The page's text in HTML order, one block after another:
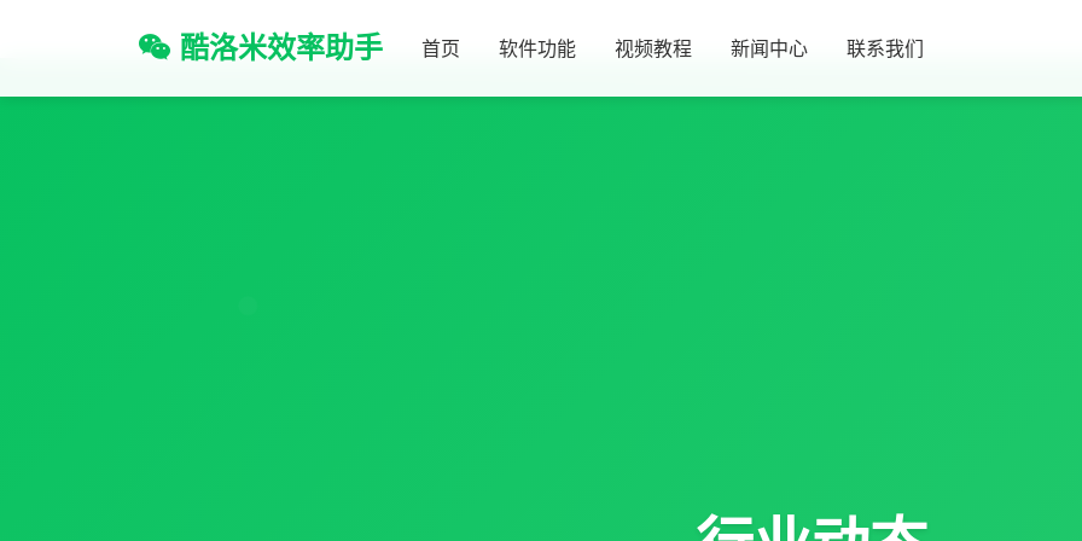
酷洛米效率助手 首页 软件功能 视频教程 新闻中心 联系我们